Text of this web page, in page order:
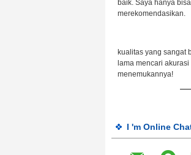
baik. Saya hanya bisa
merekomendasikan.
kualitas yang sangat
lama mencari
menemukannya!
——
I 'm Online